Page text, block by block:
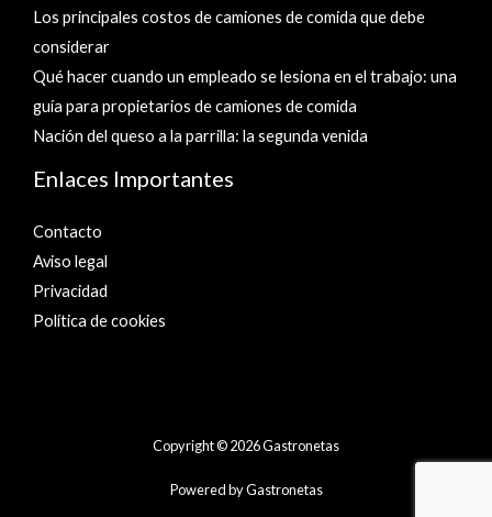
Los principales costos de camiones de comida que debe
considerar
Qué hacer cuando un empleado se lesiona en el trabajo: una
guía para propietarios de camiones de comida
Nación del queso a la parrilla: la segunda venida
Enlaces Importantes
Contacto
Aviso legal
Privacidad
Política de cookies
Copyright © 2026 Gastronetas
Powered by Gastronetas